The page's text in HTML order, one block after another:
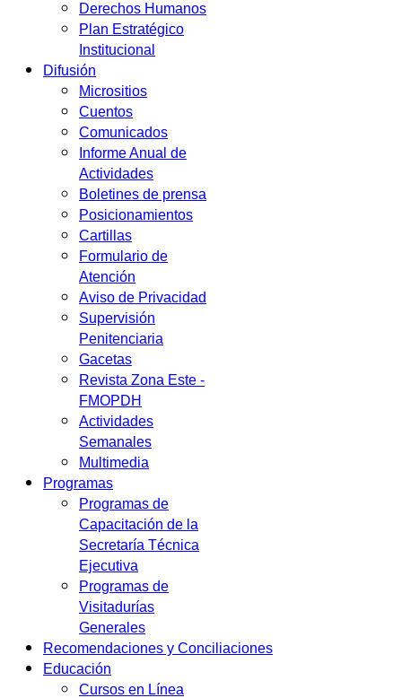
Derechos Humanos
Plan Estratégico
Institucional
Difusión
Micrositios
Cuentos
Comunicados
Informe Anual de
Actividades
Boletines de prensa
Posicionamientos
Cartillas
Formulario de
Atención
Aviso de Privacidad
Supervisión
Penitenciaria
Gacetas
Revista Zona Este -
FMOPDH
Actividades
Semanales
Multimedia
Programas
Programas de
Capacitación de la
Secretaría Técnica
Ejecutiva
Programas de
Visitadurías
Generales
Recomendaciones y Conciliaciones
Educación
Cursos en Línea